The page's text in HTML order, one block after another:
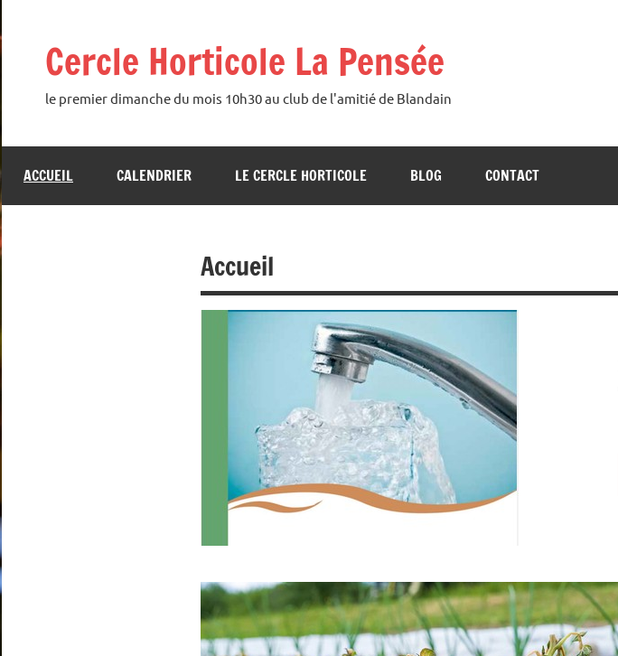
au
contenuCercle Horticole La Pensée
le premier dimanche du mois 10h30 au club de l'amitié de Blandain
ACCUEIL CALENDRIER LE CERCLE HORTICOLE BLOG CONTACT
Accueil